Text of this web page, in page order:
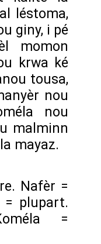
léstoma,
giny, i pé
momon
krwa ké
tousa,
nou
nou
malminn
mayaz.
Nafèr =
= plupart.
=